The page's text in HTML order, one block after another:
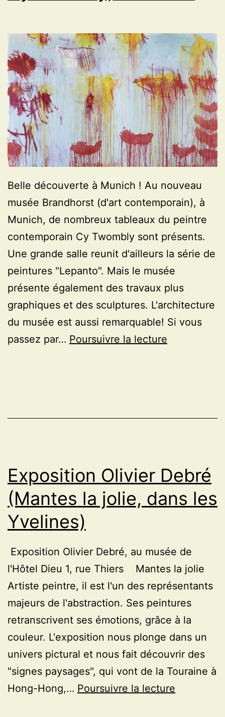
Belle découverte à Munich ! Au nouveau
musée Brandhorst (d'art contemporain), à
Munich, de nombreux tableaux du peintre
contemporain Cy Twombly sont présents.
Une grande salle reunit d'ailleurs la série de
peintures "Lepanto". Mais le musée
présente également des travaux plus
graphiques et des sculptures. L'architecture
du musée est aussi remarquable! Si vous
passez par… Poursuivre la lecture
Exposition Olivier Debré
(Mantes la jolie, dans les
Yvelines)
Exposition Olivier Debré, au musée de
l'Hôtel Dieu 1, rue Thiers Mantes la jolie
Artiste peintre, il est l'un des représentants
majeurs de l'abstraction. Ses peintures
retranscrivent ses émotions, grâce à la
couleur. L'exposition nous plonge dans un
univers pictural et nous fait découvrir des
"signes paysages", qui vont de la Touraine à
Hong-Hong,… Poursuivre la lecture